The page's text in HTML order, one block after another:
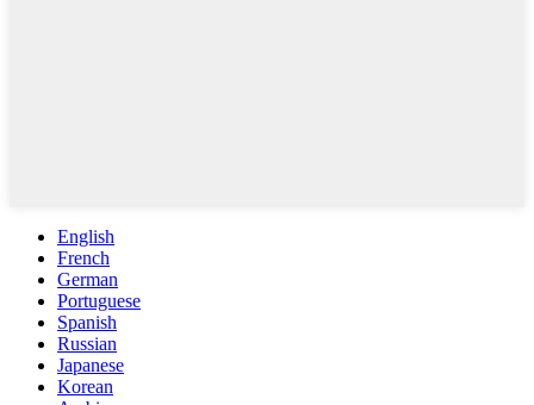
English
French
German
Portuguese
Spanish
Russian
Japanese
Korean